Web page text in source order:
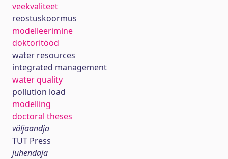
veekvaliteet
reostuskoormus
modelleerimine
doktoritööd
water resources
integrated management
water quality
pollution load
modelling
doctoral theses
väljaandja
TUT Press
juhendaja